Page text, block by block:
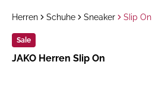
Herren Schuhe Sneaker Slip On
Sale
Hersteller:
JAKO Herren Slip On